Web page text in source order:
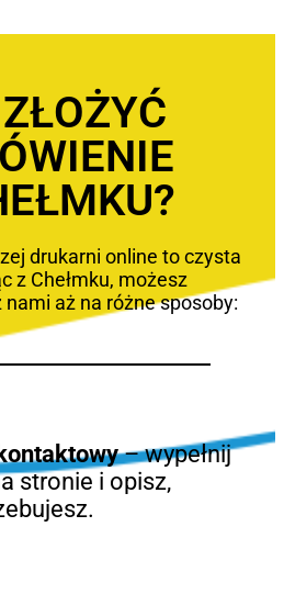
drukarni online to czysta
z Chełmku, możesz
aż na różne sposoby:
– wypełnij
stronie i opisz,